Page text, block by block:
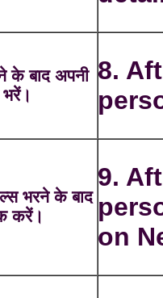
के बाद अपनी 8.
भरने के बाद
करें।
9.
on